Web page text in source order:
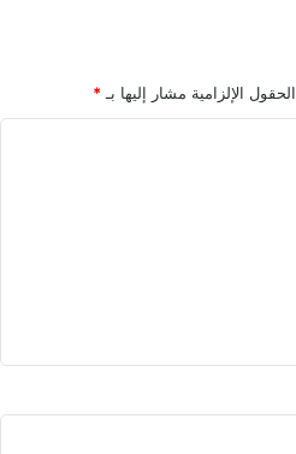
الحقول الإلزامية مشار إليها بـ*